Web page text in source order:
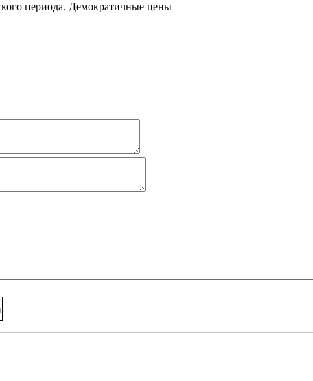
периода. Демократичные цены